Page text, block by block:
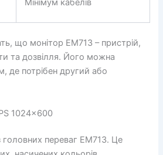
Мінімум кабелів
що монітор EM713 – пристрій,
та дозвілля. Його можна
де потрібен другий або
1024×600
переваг EM713. Це